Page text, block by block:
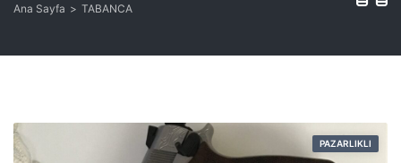
Ana Sayfa TABANCA
PAZARLIKLI